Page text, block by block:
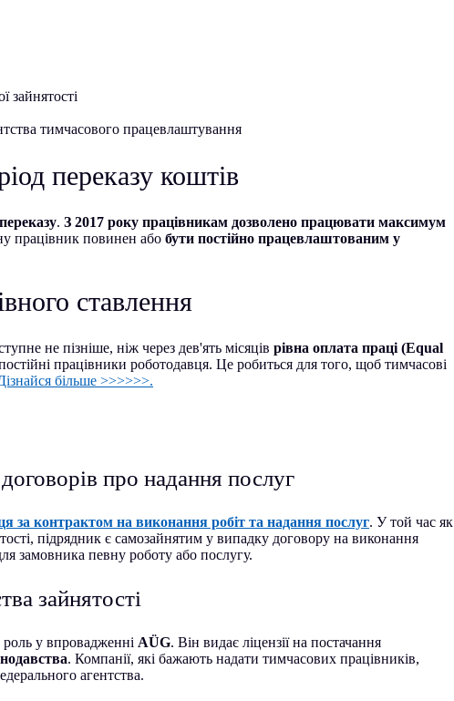
зайнятості
тимчасового працевлаштування
переказу коштів
. З 2017 року працівникам дозволено працювати максимум
працівник повинен або бути постійно працевлаштованим у
ставлення
не пізніше, ніж через дев'ять місяців рівна оплата праці (Equal
працівники роботодавця. Це робиться для того, щоб тимчасові
більше >>>>>>.
про надання послуг
за контрактом на виконання робіт та надання послуг. У той час як
підрядник є самозайнятим у випадку договору на виконання
замовника певну роботу або послугу.
зайнятості
роль у впровадженні AÜG. Він видає ліцензії на постачання
. Компанії, які бажають надати тимчасових працівників,
агентства.